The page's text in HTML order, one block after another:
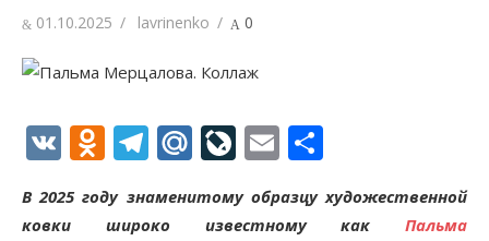
Опубликовано
01.10.2025 Автор
lavrinenko 0
VK Odnoklassniki
Telegram
Mail.Ru
LiveJournal
Email
В 2025 году знаменитому образцу художественной
ковки широко известному как Пальма